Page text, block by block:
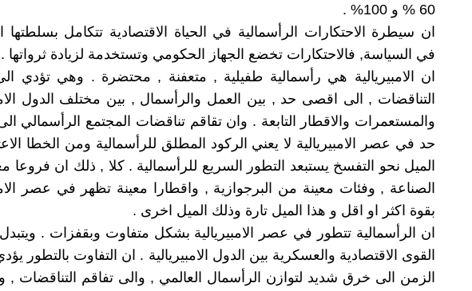
60 % و 100% .
ان سيطرة الاحتكارات الرأسمالية في الحياة الاقتصادية تتكامل بسلطتها
في السياسة, فالاحتكارات تخضع الجهاز الحكومي وتستخدمة لزيادة ثرواتها .
ان الامبيريالية هي رأسمالية طفيلية , متعفنة , محتضرة . وهي تؤدي
التناقضات , الى اقصى حد , بين العمل والرأسمال , بين مختلف الدول
والمستعمرات والاقطار التابعة . وان تقاقم تناقضات المجتمع الرأسمالي
حد في عصر الامبيريالية لا يعني الركود المطلق للرأسمالية ومن الخطا
الميل نحو التفسخ يستبعد التطور السريع للرأسمالية . كلا , ذلك ان فروعا
الصناعة , وفئات معينة من البرجوازية , واقطارا معينة تظهر في عصر
بقوة اكثر او اقل و هذا الميل تارة وذلك الميل اخرى .
ان الرأسمالية تتطور في عصر الامبيريالية بشكل متفاوت وبقفزات .
القوى الاقتصادية والعسكرية بين الدول الامبيريالية . ان التفاوت بالتطور
الزمن الى خرق شديد لتوازن الرأسمال العالمي , والى تفاقم التناقضات